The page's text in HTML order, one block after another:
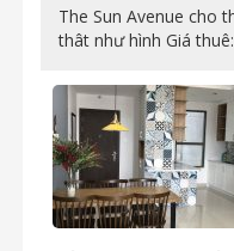
The Sun Avenue cho
thât như hình Giá